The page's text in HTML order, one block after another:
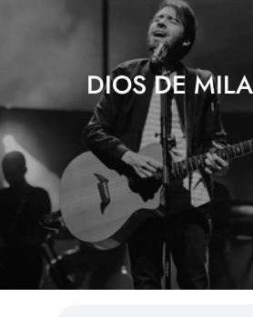
DIOS DE